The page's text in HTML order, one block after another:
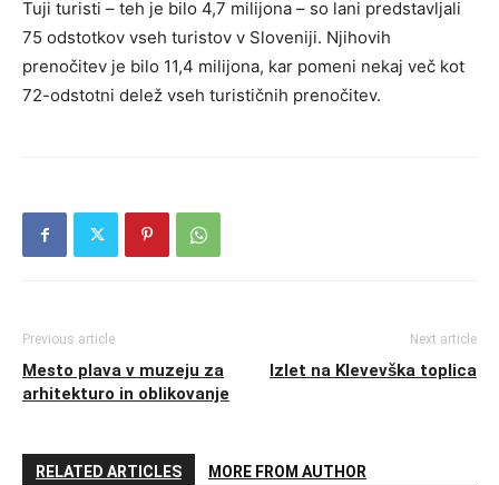
Tuji turisti – teh je bilo 4,7 milijona – so lani predstavljali
75 odstotkov vseh turistov v Sloveniji. Njihovih
prenočitev je bilo 11,4 milijona, kar pomeni nekaj več kot
72-odstotni delež vseh turističnih prenočitev.
Previous article
Mesto plava v muzeju za
arhitekturo in oblikovanje
Next article
Izlet na Klevevška toplica
RELATED ARTICLES MORE FROM AUTHOR